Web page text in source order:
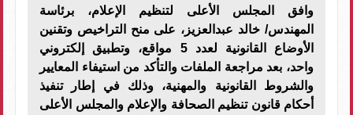
وافق المجلس الأعلى لتنظيم الإعلام، برئاسة
المهندس/ خالد عبدالعزيز، على منح التراخيص وتقنين
الأوضاع القانونية لعدد 5 مواقع، وتطبيق إلكتروني
واحد، بعد مراجعة الملفات والتأكد من استيفاء المعايير
والشروط القانونية والمهنية، وذلك في إطار تنفيذ
أحكام قانون تنظيم الصحافة والإعلام والمجلس الأعلى